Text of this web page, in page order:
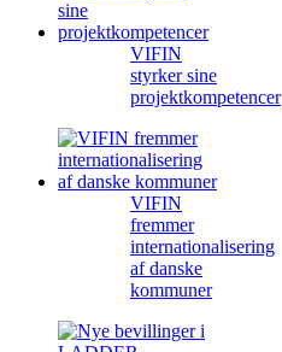
VIFIN
styrker sine
projektkompetencer
VIFIN
fremmer
internationalisering
af danske
kommuner